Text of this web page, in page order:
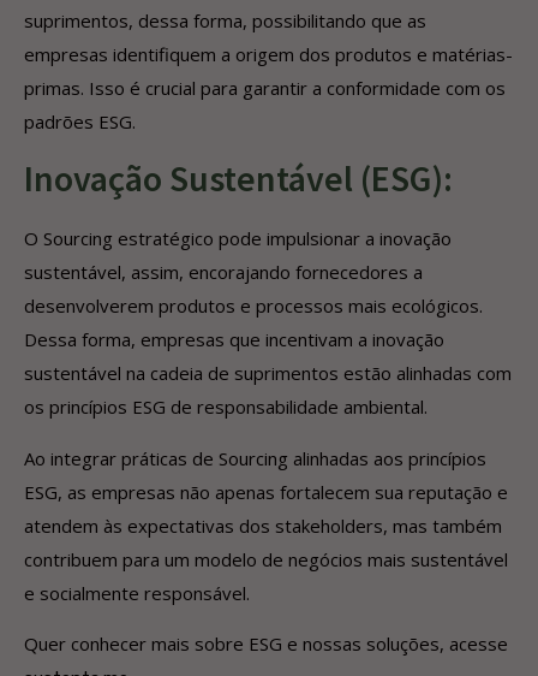
suprimentos, dessa forma, possibilitando que as
empresas identifiquem a origem dos produtos e matérias-
primas. Isso é crucial para garantir a conformidade com os
padrões ESG.
Inovação Sustentável (ESG):
O Sourcing estratégico pode impulsionar a inovação
sustentável, assim, encorajando fornecedores a
desenvolverem produtos e processos mais ecológicos.
Dessa forma, empresas que incentivam a inovação
sustentável na cadeia de suprimentos estão alinhadas com
os princípios ESG de responsabilidade ambiental.
Ao integrar práticas de Sourcing alinhadas aos princípios
ESG, as empresas não apenas fortalecem sua reputação e
atendem às expectativas dos stakeholders, mas também
contribuem para um modelo de negócios mais sustentável
e socialmente responsável.
Quer conhecer mais sobre ESG e nossas soluções, acesse